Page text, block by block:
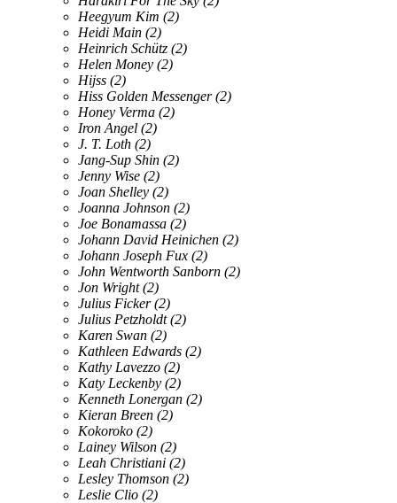
Heegyum Kim (2)
Heidi Main (2)
Heinrich Schütz (2)
Helen Money (2)
Hijss (2)
Hiss Golden Messenger (2)
Honey Verma (2)
Iron Angel (2)
J. T. Loth (2)
Jang-Sup Shin (2)
Jenny Wise (2)
Joan Shelley (2)
Joanna Johnson (2)
Joe Bonamassa (2)
Johann David Heinichen (2)
Johann Joseph Fux (2)
John Wentworth Sanborn (2)
Jon Wright (2)
Julius Ficker (2)
Julius Petzholdt (2)
Karen Swan (2)
Kathleen Edwards (2)
Kathy Lavezzo (2)
Katy Leckenby (2)
Kenneth Lonergan (2)
Kieran Breen (2)
Kokoroko (2)
Lainey Wilson (2)
Leah Christiani (2)
Lesley Thomson (2)
Leslie Clio (2)